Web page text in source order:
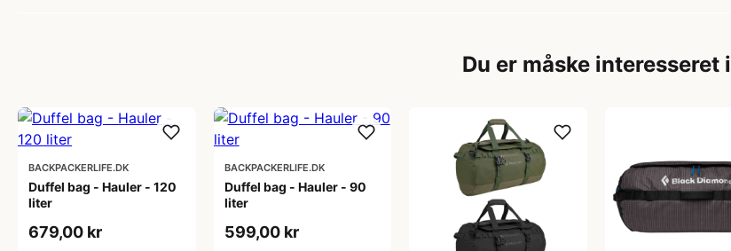
Du er måske interesseret i
BACKPACKERLIFE.DK
Duffel bag - Hauler - 120
liter
679,00 kr
BACKPACKERLIFE.DK
Duffel bag - Hauler - 90
liter
599,00 kr